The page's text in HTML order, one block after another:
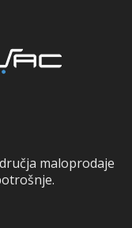
maloprodaje